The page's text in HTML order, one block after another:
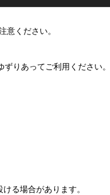
意ください。
りあってご利用ください。
る場合があります。